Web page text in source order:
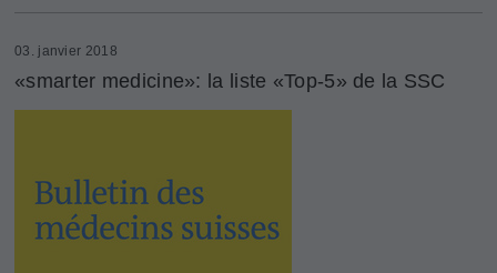
03. janvier 2018
«smarter medicine»: la liste «Top-5» de la SSC